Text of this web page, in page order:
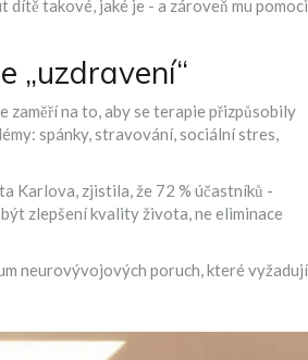
takové, jaké je - a zároveň mu pomoci
„uzdravení“
zaměří na to, aby se terapie přizpůsobily
spánky, stravování, sociální stres,
Karlova, zjistila, že 72 % účastníků -
zlepšení kvality života, ne eliminace
neurovývojových poruch, které vyžadují